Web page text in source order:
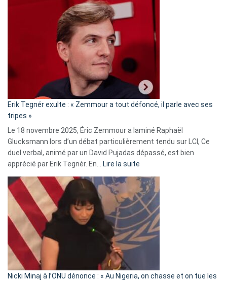
d’alliance
secrète
«
C’est
fake
news
»
Erik Tegnér exulte : « Zemmour a tout défoncé, il parle avec ses
tripes »
Le 18 novembre 2025, Éric Zemmour a laminé Raphaël
Glucksmann lors d’un débat particulièrement tendu sur LCI, Ce
duel verbal, animé par un David Pujadas dépassé, est bien
apprécié par Erik Tegnér. En… Lire la suite
Tegnér
exulte
« Zemmour
a
tout
parle
Nicki Minaj à l’ONU dénonce : « Au Nigeria, on chasse et on tue les